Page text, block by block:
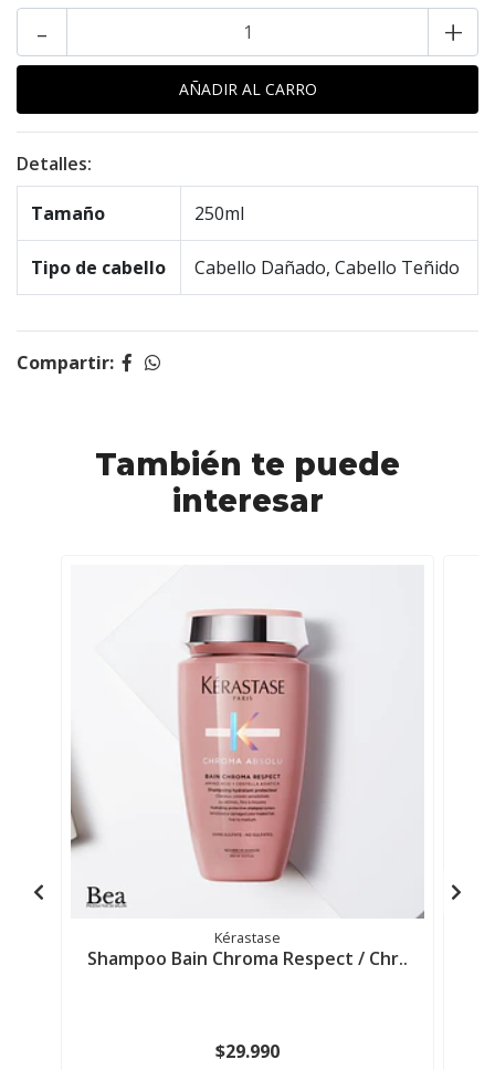
+
-
Detalles:
Tamaño 250ml
Tipo de cabello Cabello Dañado, Cabello Teñido
Compartir:
También te puede
interesar
Kérastase
Shampoo Bain Chroma Respect / Chr..
$29.990